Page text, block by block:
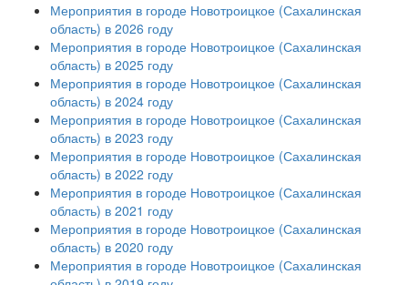
Мероприятия в городе Новотроицкое (Сахалинская
область) в 2026 году
Мероприятия в городе Новотроицкое (Сахалинская
область) в 2025 году
Мероприятия в городе Новотроицкое (Сахалинская
область) в 2024 году
Мероприятия в городе Новотроицкое (Сахалинская
область) в 2023 году
Мероприятия в городе Новотроицкое (Сахалинская
область) в 2022 году
Мероприятия в городе Новотроицкое (Сахалинская
область) в 2021 году
Мероприятия в городе Новотроицкое (Сахалинская
область) в 2020 году
Мероприятия в городе Новотроицкое (Сахалинская